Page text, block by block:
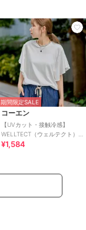
期間限定SALE
コーエン
【UVカット・接触冷感】
WELLTECT（ウェルテクト）
USAコットン フレアスリーブ
¥1,584